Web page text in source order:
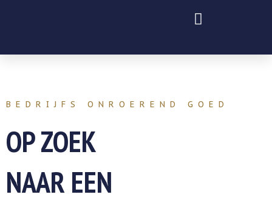
BEDRIJFS ONROEREND GOED
OP ZOEK
NAAR EEN